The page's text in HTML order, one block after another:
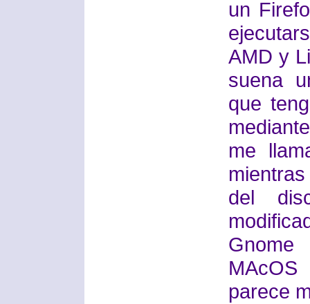
un
AMD y
suena
que
me
del
parece